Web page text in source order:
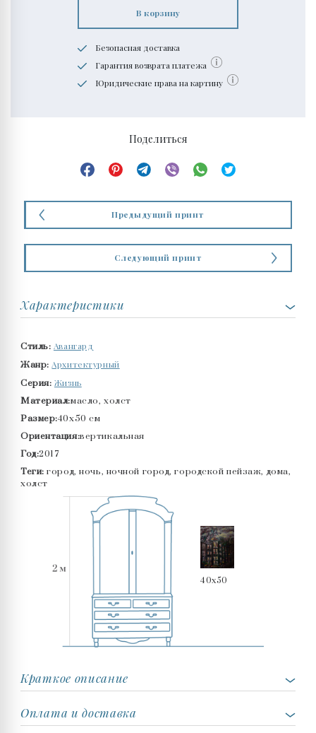
В корзину
Безопасная доставка
Гарантия возврата платежа
Юридические права на картину
Поделиться
Предыдущий принт
Следующий принт
Характеристики
Стиль: Авангард
Жанр: Архитектурный
Серия: Жизнь
Материал:масло, холст
Размер:40x50 см
Ориентация:вертикальная
Год:2017
Теги: город, ночь, ночной город, городской пейзаж, дома,
холст
40x50
Краткое описание
Оплата и доставка